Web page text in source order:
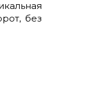
без